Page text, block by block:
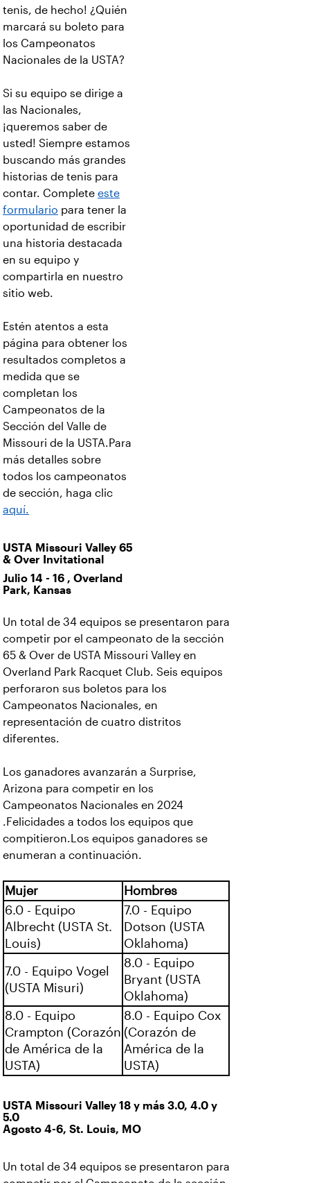
tenis, de hecho! ¿Quién
marcará su boleto para
los Campeonatos
Nacionales de la USTA?
Si su equipo se dirige a
las Nacionales,
¡queremos saber de
usted! Siempre estamos
buscando más grandes
historias de tenis para
contar. Complete este
formulario para tener la
oportunidad de escribir
una historia destacada
en su equipo y
compartirla en nuestro
sitio web.
Estén atentos a esta
página para obtener los
resultados completos a
medida que se
completan los
Campeonatos de la
Sección del Valle de
Missouri de la USTA.Para
más detalles sobre
todos los campeonatos
de sección, haga clic
aquí.
USTA Missouri Valley 65
& Over Invitational
Julio 14 - 16 , Overland
Park, Kansas
Un total de 34 equipos se presentaron para
competir por el campeonato de la sección
65 & Over de USTA Missouri Valley en
Overland Park Racquet Club. Seis equipos
perforaron sus boletos para los
Campeonatos Nacionales, en
representación de cuatro distritos
diferentes.
Los ganadores avanzarán a Surprise,
Arizona para competir en los
Campeonatos Nacionales en 2024
.Felicidades a todos los equipos que
compitieron.Los equipos ganadores se
enumeran a continuación.
Mujer
Hombres
6.0 - Equipo
Albrecht (USTA St.
Louis)
7.0 - Equipo
Dotson (USTA
Oklahoma)
7.0 - Equipo Vogel
(USTA Misuri)
8.0 - Equipo
Bryant (USTA
Oklahoma)
8.0 - Equipo
Crampton (Corazón
de América de la
USTA)
8.0 - Equipo Cox
(Corazón de
América de la
USTA)
USTA Missouri Valley 18 y más 3.0, 4.0 y
5.0
Agosto 4-6, St. Louis, MO
Un total de 34 equipos se presentaron para